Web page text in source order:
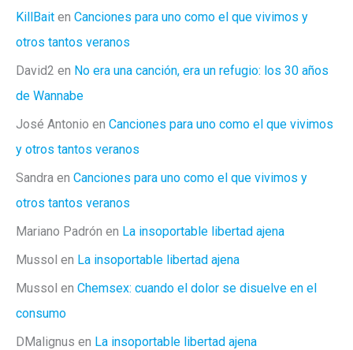
KillBait en Canciones para uno como el que vivimos y
otros tantos veranos
David2 en No era una canción, era un refugio: los 30 años
de Wannabe
José Antonio en Canciones para uno como el que vivimos
y otros tantos veranos
Sandra en Canciones para uno como el que vivimos y
otros tantos veranos
Mariano Padrón en La insoportable libertad ajena
Mussol en La insoportable libertad ajena
Mussol en Chemsex: cuando el dolor se disuelve en el
consumo
DMalignus en La insoportable libertad ajena